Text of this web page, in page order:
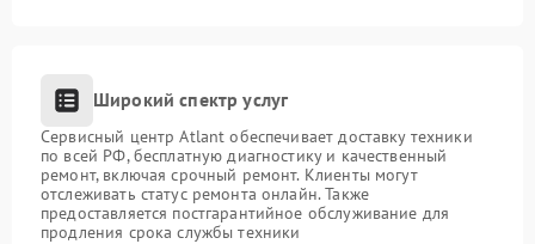
Широкий спектр услуг
Сервисный центр Atlant обеспечивает доставку техники
по всей РФ, бесплатную диагностику и качественный
ремонт, включая срочный ремонт. Клиенты могут
отслеживать статус ремонта онлайн. Также
предоставляется постгарантийное обслуживание для
продления срока службы техники